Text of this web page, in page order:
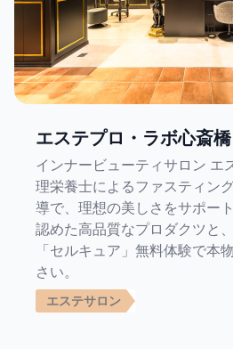
エステプロ・ラボ心斎橋
インナービューティサロン エ
理栄養士によるファスティン
導で、理想の美しさをサポー
認めた高品質なプロダクツと
「セルキュア」無料体験で本
さい。
エステサロン